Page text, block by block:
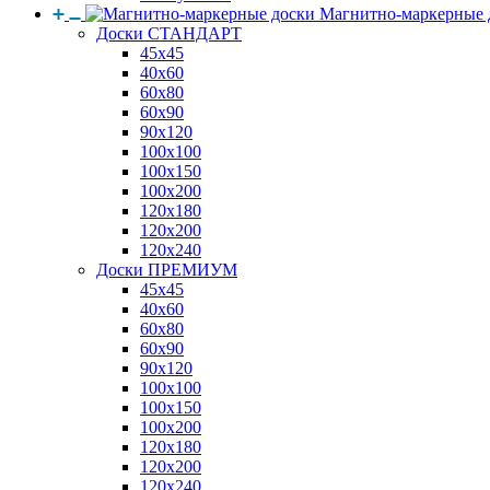
Магнитно-маркерные
Доски СТАНДАРТ
45x45
40x60
60x80
60x90
90x120
100x100
100x150
100x200
120x180
120x200
120x240
Доски ПРЕМИУМ
45x45
40x60
60x80
60x90
90x120
100x100
100x150
100x200
120x180
120x200
120x240